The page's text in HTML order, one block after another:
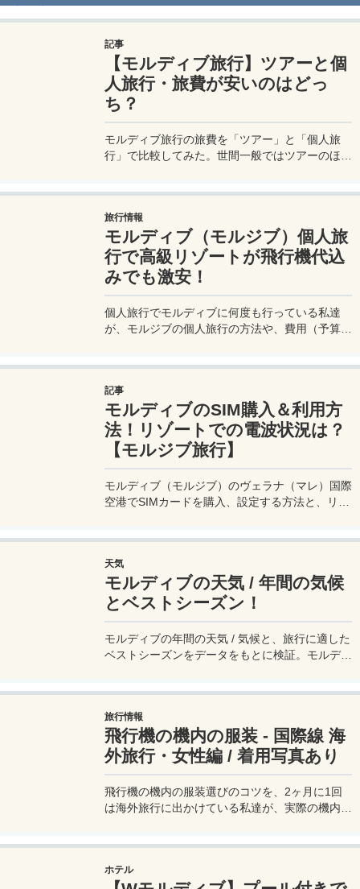
メール
記事
【モルディブ旅行】ツアーと個
人旅行・旅費が安いのはどっ
ち？
モルディブ旅行の旅費を「ツアー」と「個人旅
行」で比較してみた。世間一般ではツアーのほう
旅行情報
モルディブ（モルジブ）個人旅
行で高級リゾートが飛行機代込
みでも激安！
個人旅行でモルディブに何度も行っている私達
が、モルジブの個人旅行の方法や、費用（予算）
ゴージャスリッチな旅行も夢ではない♪
記事
モルディブのSIM購入＆利用方
法！リゾートでの電波状況は？
【モルジブ旅行】
モルディブ（モルジブ）のヴェラナ（マレ）国際
空港でSIMカードを購入、設定する方法と、リゾ
非常に心強い。そして空港に着いてからでも簡単
に購入できるので、そのあたりを詳細にレポート
したい。
天気
モルディブの天気 / 年間の気候
とベストシーズン！
モルディブの年間の天気 / 気候と、旅行に適した
ベストシーズンをデータをもとに検証。モルディ
ィブ旅行を計画するに際は注意したい。
旅行情報
飛行機の機内の服装 - 国際線 海
外旅行・女性編 / 着用写真あり
飛行機の機内の服装選びのコツを、2ヶ月に1回
は海外旅行に出かけている私達が、実際の機内の
ホテル